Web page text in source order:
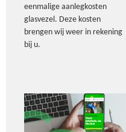
eenmalige aanlegkosten
glasvezel. Deze kosten
brengen wij weer in rekening
bij u.